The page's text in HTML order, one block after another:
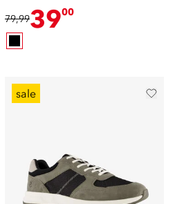
sneakers
79,993900
sale